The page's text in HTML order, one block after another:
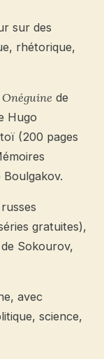
sur des
rhétorique,
Onéguine de
Hugo
(200 pages
Boulgakov.
gratuites),
Sokourov,
avec
science,